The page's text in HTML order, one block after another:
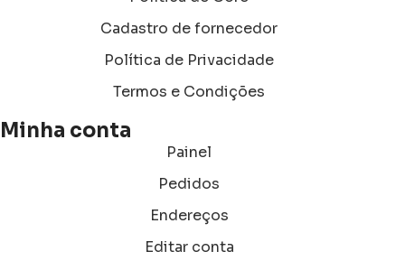
Cadastro de fornecedor
Política de Privacidade
Termos e Condições
Minha conta
Painel
Pedidos
Endereços
Editar conta